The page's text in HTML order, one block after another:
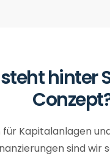
hinter
für Kapitalanlagen
sind wir